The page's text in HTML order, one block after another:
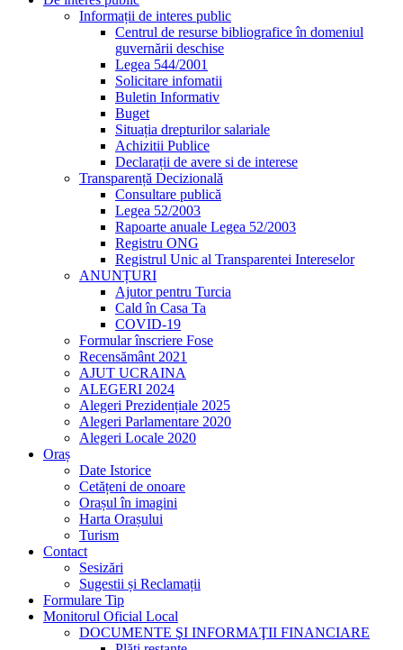
Informații de interes public
Centrul de resurse bibliografice în domeniul
guvernării deschise
Legea 544/2001
Solicitare infomatii
Buletin Informativ
Buget
Situația drepturilor salariale
Achizitii Publice
Declarații de avere si de interese
Transparență Decizională
Consultare publică
Legea 52/2003
Rapoarte anuale Legea 52/2003
Registru ONG
Registrul Unic al Transparentei Intereselor
ANUNȚURI
Ajutor pentru Turcia
Cald în Casa Ta
COVID-19
Formular înscriere Fose
Recensământ 2021
AJUT UCRAINA
ALEGERI 2024
Alegeri Prezidențiale 2025
Alegeri Parlamentare 2020
Alegeri Locale 2020
Oraș
Date Istorice
Cetățeni de onoare
Orașul în imagini
Harta Orașului
Turism
Contact
Sesizări
Sugestii și Reclamații
Formulare Tip
Monitorul Oficial Local
DOCUMENTE ŞI INFORMAŢII FINANCIARE